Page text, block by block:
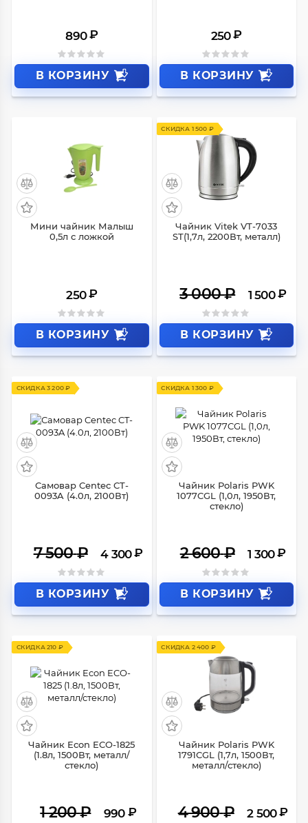
890 ₽
В КОРЗИНУ
250 ₽
В КОРЗИНУ
Мини чайник Малыш
0,5л с ложкой
250 ₽
В КОРЗИНУ
СКИДКА 1 500 ₽
Чайник Vitek VT-7033
ST(1,7л, 2200Вт, металл)
3 000₽ 1 500 ₽
В КОРЗИНУ
СКИДКА 3 200 ₽
Самовар Centec CT-
0093A (4.0л, 2100Вт)
7 500₽ 4 300 ₽
В КОРЗИНУ
СКИДКА 1 300 ₽
Чайник Polaris PWK
1077CGL (1,0л, 1950Вт,
стекло)
2 600₽ 1 300 ₽
В КОРЗИНУ
СКИДКА 210 ₽
Чайник Econ ECO-1825
(1.8л, 1500Вт, металл/
стекло)
1 200₽ 990 ₽
СКИДКА 2 400 ₽
Чайник Polaris PWK
1791CGL (1,7л, 1500Вт,
металл/стекло)
4 900₽ 2 500 ₽